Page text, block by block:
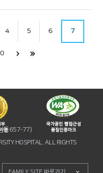
4 5 6 7
동657-77)
HOSPITAL. ALL RIGHTS